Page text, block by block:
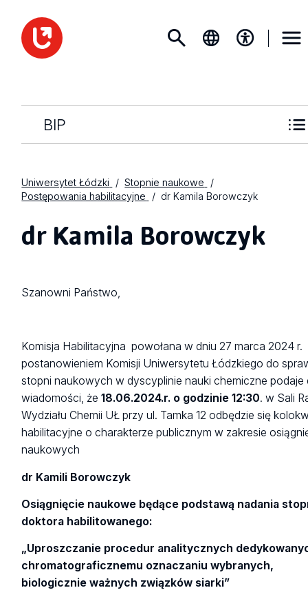
BIP
Uniwersytet Łódzki
Stopnie naukowe
Postępowania habilitacyjne
dr Kamila Borowczyk
dr Kamila Borowczyk
Szanowni Państwo,
Komisja Habilitacyjna powołana w dniu 27 marca 2024 r.
postanowieniem Komisji Uniwersytetu Łódzkiego do
stopni naukowych w dyscyplinie nauki chemiczne podaje
wiadomości, że18.06.2024.r. o godzinie 12:30. w Sali
Wydziału Chemii UŁ przy ul. Tamka 12 odbędzie się
habilitacyjne o charakterze publicznym w zakresie
naukowych
dr Kamili Borowczyk
Osiągnięcie naukowe będące podstawą nadania
doktora habilitowanego:
„Uproszczanie procedur analitycznych
chromatograficznemu oznaczaniu wybranych,
biologicznie ważnych związków siarki”